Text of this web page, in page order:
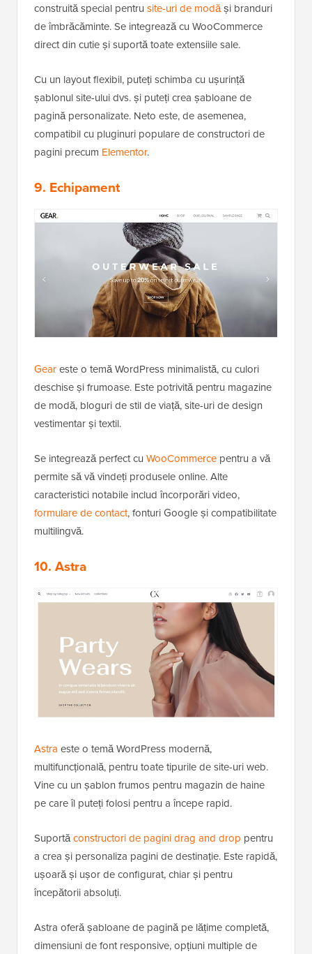
construită special pentru site-uri de modăși branduri
de îmbrăcăminte. Se integrează cu WooCommerce
direct din cutie și suportă toate extensiile sale.
Cu un layout flexibil, puteți schimba cu ușurință
șablonul site-ului dvs. și puteți crea șabloane de
pagină personalizate. Neto este, de asemenea,
compatibil cu pluginuri populare de constructori de
pagini precum Elementor.
9. Echipament
Geareste o temă WordPress minimalistă, cu culori
deschise și frumoase. Este potrivită pentru magazine
de modă, bloguri de stil de viață, site-uri de design
vestimentar și textil.
Se integrează perfect cu WooCommerce pentru a vă
permite să vă vindeți produsele online. Alte
caracteristici notabile includ încorporări video,
formulare de contact, fonturi Google și compatibilitate
multilingvă.
10. Astra
Astra este o temă WordPress modernă,
multifuncțională, pentru toate tipurile de site-uri web.
Vine cu un șablon frumos pentru magazin de haine
pe care îl puteți folosi pentru a începe rapid.
Suportăconstructori de pagini drag and drop pentru
a crea și personaliza pagini de destinație. Este rapidă,
ușoară și ușor de configurat, chiar și pentru
începătorii absoluți.
Astra oferă șabloane de pagină pe lățime completă,
dimensiuni de font responsive, opțiuni multiple de